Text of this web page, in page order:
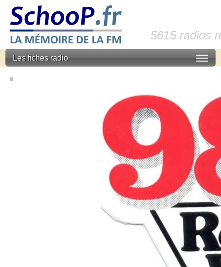
5615 radios
Les fiches radio